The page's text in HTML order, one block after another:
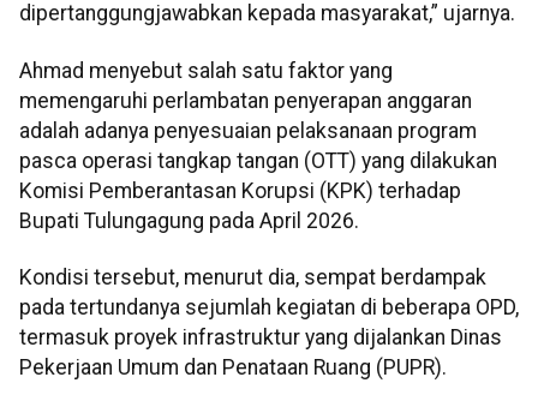
dipertanggungjawabkan kepada masyarakat,” ujarnya.
Ahmad menyebut salah satu faktor yang
memengaruhi perlambatan penyerapan anggaran
adalah adanya penyesuaian pelaksanaan program
pasca operasi tangkap tangan (OTT) yang dilakukan
Komisi Pemberantasan Korupsi (KPK) terhadap
Bupati Tulungagung pada April 2026.
Kondisi tersebut, menurut dia, sempat berdampak
pada tertundanya sejumlah kegiatan di beberapa OPD,
termasuk proyek infrastruktur yang dijalankan Dinas
Pekerjaan Umum dan Penataan Ruang (PUPR).